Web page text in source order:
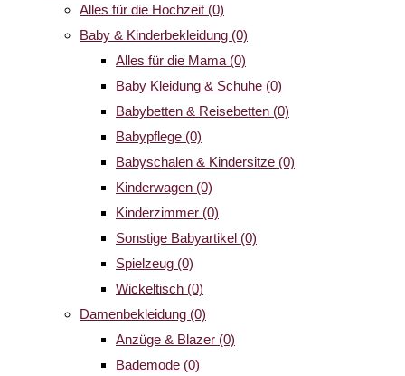
Alles für die Hochzeit (0)
Baby & Kinderbekleidung (0)
Alles für die Mama (0)
Baby Kleidung & Schuhe (0)
Babybetten & Reisebetten (0)
Babypflege (0)
Babyschalen & Kindersitze (0)
Kinderwagen (0)
Kinderzimmer (0)
Sonstige Babyartikel (0)
Spielzeug (0)
Wickeltisch (0)
Damenbekleidung (0)
Anzüge & Blazer (0)
Bademode (0)